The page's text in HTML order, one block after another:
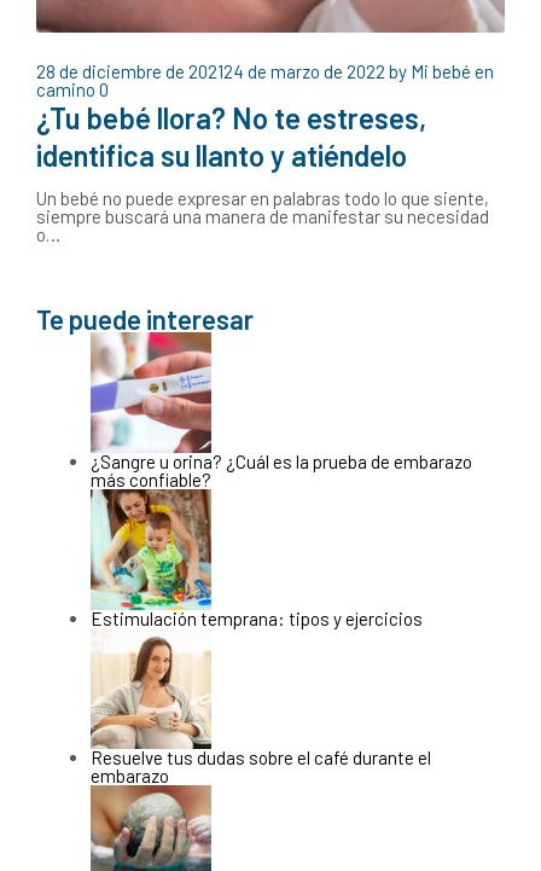
28 de diciembre de 202124 de marzo de 2022 by Mi bebé en
camino 0
¿Tu bebé llora? No te estreses,
identifica su llanto y atiéndelo
Un bebé no puede expresar en palabras todo lo que siente,
siempre buscará una manera de manifestar su necesidad
o…
Te puede interesar
¿Sangre u orina? ¿Cuál es la prueba de embarazo
más confiable?
Estimulación temprana: tipos y ejercicios
Resuelve tus dudas sobre el café durante el
embarazo